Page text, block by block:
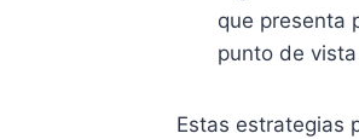
que presenta
punto de
Estas estrategias